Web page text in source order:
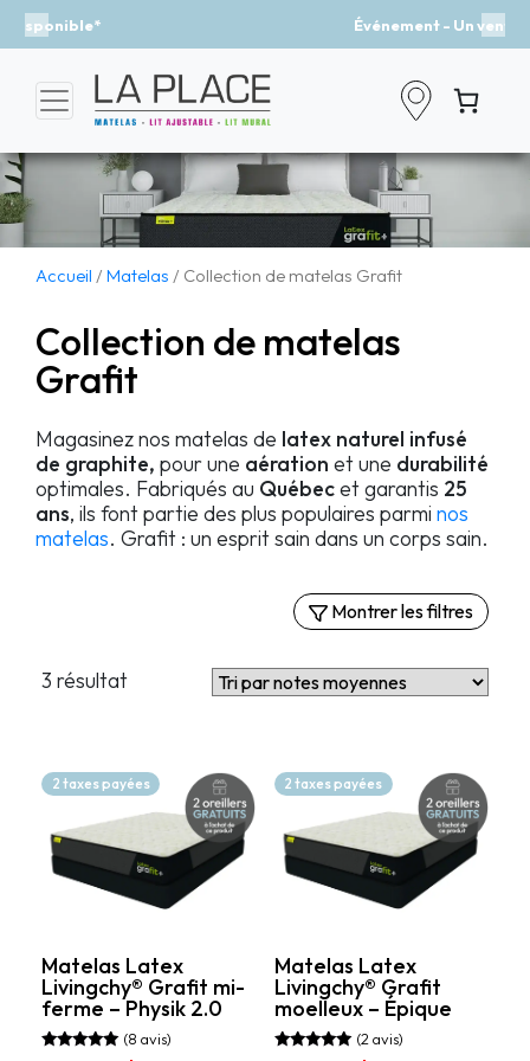
Événement - Un vent de fraîcheur
Previous
Accueil / Matelas / Collection de matelas Grafit
Collection de matelas
Grafit
Magasinez nos matelas de latex naturel infusé
de graphite, pour une aération et une durabilité
optimales. Fabriqués au Québecet garantis 25
ans, ils font partie des plus populaires parmi nos
matelas. Grafit : un esprit sain dans un corps sain.
Montrer les filtres
Filtres
Matelas fermes
Matelas moelleux
Prix
3 résultat
2 taxes payées
Matelas Latex
Livingchy® Grafit mi-
ferme – Physik 2.0
(8 avis)
2 taxes payées
Matelas Latex
Livingchy® Grafit
moelleux – Épique
(2 avis)